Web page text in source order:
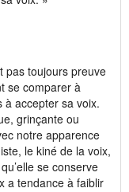
pas toujours preuve
se comparer à
à accepter sa voix.
grinçante ou
notre apparence
le kiné de la voix,
se conserve
a tendance à faiblir